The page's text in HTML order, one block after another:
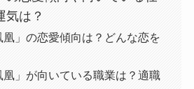
気は？
凰」の恋愛傾向は？どんな恋を
凰」が向いている職業は？適職